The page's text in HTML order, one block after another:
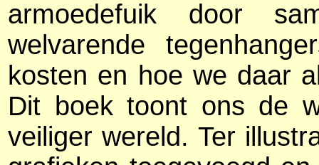
armoedefuik door
welvarende
kosten en hoe we daar
Dit boek toont ons de
veiliger wereld. Ter